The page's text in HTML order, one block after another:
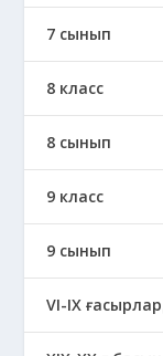
7 сынып
8 класс
8 сынып
9 класс
9 сынып
VI-IX